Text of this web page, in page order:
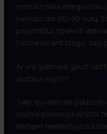
modulis nėra integruotas
kainuos dar 60–90 eurų.
pavyzdžiui, spalvoti
tvirtinimai ant stogo, taip
Ar yra galimybė gauti
siurbliui įsigyti?
Taip, gyventojai gali
dažnai padengia iki 50%
keičiant neefektyvius